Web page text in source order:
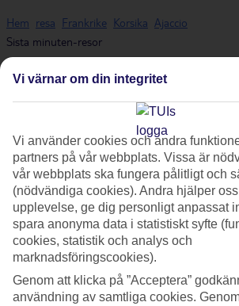
Hem resa Frankrike Korsika Ajaccio
Sista minuten-resor
Sista minuten -
Här hittar du våra sista minuten-resor som
Smidiga och billiga paketresor som tar dig till
våra sista minuten-resor ingår All Inclusive
erbjudanden är av mer avskalad karaktär - här
smaker och plånböcker.
Våra billiga restresor
I listan nedanför kan du filtrera på avreseort,
reslängd för att anpassa resan efter dina
Vi värnar om din integritet
Vi använder cookies och andra
partners på vår webbplats. Vissa är
vår webbplats ska fungera pålitligt och
(nödvändiga cookies). Andra hjälper
upplevelse, ge dig personligt anpassat
spara anonyma data i statistiskt syfte
cookies, statistik och analys och
marknadsföringscookies).
Genom att klicka på ”Acceptera”
användning av samtliga cookies.